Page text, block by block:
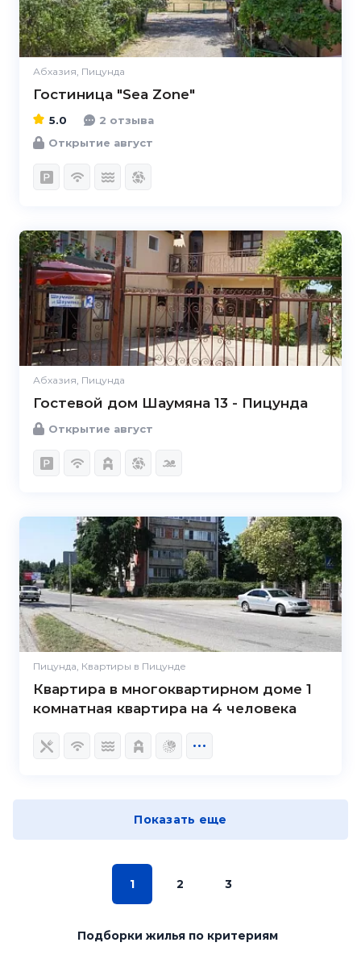
Абхазия, Пицунда
Гостиница "Sea Zone"
5.0
2 отзыва
Открытие август
Абхазия, Пицунда
Гостевой дом Шаумяна 13 - Пицунда
Открытие август
Пицунда, Квартиры в Пицунде
Квартира в многоквартирном доме 1
комнатная квартира на 4 человека
Показать еще
1 2 3
Подборки жильяпо критериям